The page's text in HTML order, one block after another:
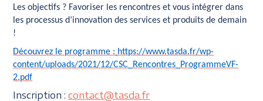
Les objectifs ? Favoriser les rencontres et vous intégrer dans
les processus d’innovation des services et produits de demain
!
Découvrez le programme : https://www.tasda.fr/wp-
content/uploads/2021/12/CSC_Rencontres_ProgrammeVF-
2.pdf
Inscription :contact@tasda.fr